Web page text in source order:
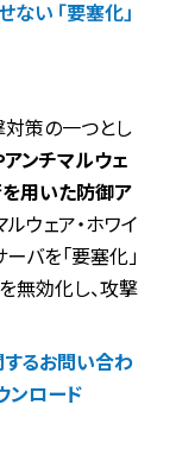
い 「要塞化」
策の一つとし
ンチマルウェ
を用いた防御ア
ウェア・ホワイ
バを「要塞化」
無効化し、攻撃
るお問い合わ
ンロード